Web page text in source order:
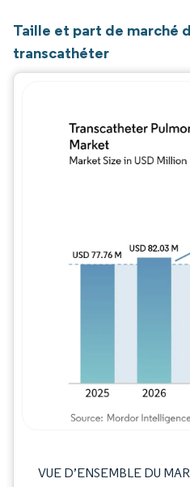
Taille et part de marché
transcathéter
VUE D’ENSEMBLE DU